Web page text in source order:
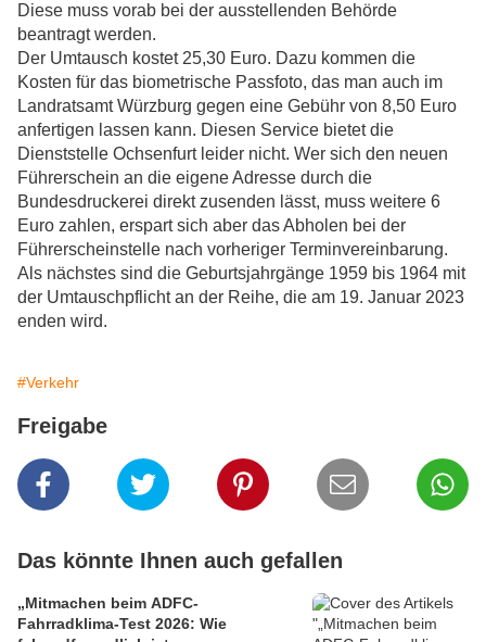
Diese muss vorab bei der ausstellenden Behörde
beantragt werden.
Der Umtausch kostet 25,30 Euro. Dazu kommen die
Kosten für das biometrische Passfoto, das man auch im
Landratsamt Würzburg gegen eine Gebühr von 8,50 Euro
anfertigen lassen kann. Diesen Service bietet die
Dienststelle Ochsenfurt leider nicht. Wer sich den neuen
Führerschein an die eigene Adresse durch die
Bundesdruckerei direkt zusenden lässt, muss weitere 6
Euro zahlen, erspart sich aber das Abholen bei der
Führerscheinstelle nach vorheriger Terminvereinbarung.
Als nächstes sind die Geburtsjahrgänge 1959 bis 1964 mit
der Umtauschpflicht an der Reihe, die am 19. Januar 2023
enden wird.
#Verkehr
Freigabe
Das könnte Ihnen auch gefallen
„Mitmachen beim ADFC-
Fahrradklima-Test 2026: Wie